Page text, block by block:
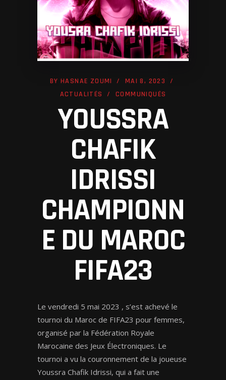
BY HASNAE ZOUMI
MAI 8, 2023
ACTUALITÉS
COMMUNIQUÉS
YOUSSRA
CHAFIK
IDRISSI
CHAMPIONN
E DU MAROC
FIFA23
Le vendredi 5 mai 2023 , s’est achevé le
tournoi du Maroc de FIFA23 pour femmes,
organisé par la Fédération Royale
Marocaine des Jeux Électroniques. Le
tournoi a vu la couronnement de la joueuse
Youssra Chafik Idrissi, qui a fait une